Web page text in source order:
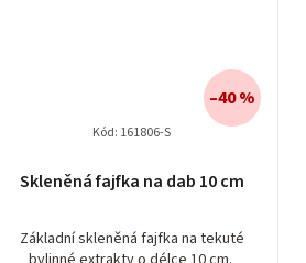
Skleněná fajfka na dab 10 cm
Základní skleněná fajfka na tekuté
–40 %
Kód: 161806-S